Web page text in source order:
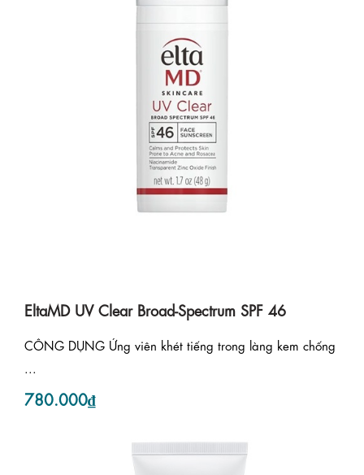
EltaMD UV Clear Broad-Spectrum SPF 46
CÔNG DỤNG Ứng viên khét tiếng trong làng kem chống
...
780.000₫